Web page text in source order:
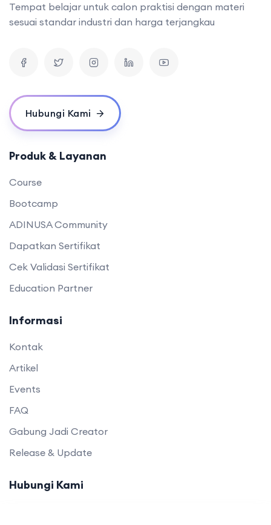
Tempat belajar untuk calon praktisi dengan materi
sesuai standar industri dan harga terjangkau
Hubungi Kami
Produk & Layanan
Course
Bootcamp
ADINUSA Community
Dapatkan Sertifikat
Cek Validasi Sertifikat
Education Partner
Informasi
Kontak
Artikel
Events
FAQ
Gabung Jadi Creator
Release & Update
Hubungi Kami